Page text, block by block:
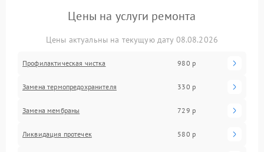
Цены на услуги ремонта
Цены актуальны на текущую дату 08.08.2026
Профилактическая чистка 980 р
Замена термопредохранителя 330 р
Замена мембраны 729 р
Ликвидация протечек 580 р